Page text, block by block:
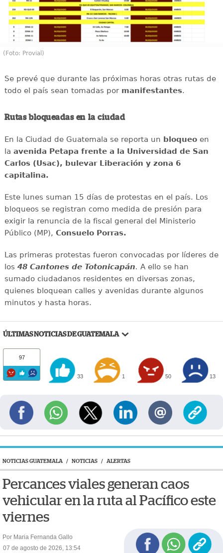
(Foto: Provial)
Se prevé que durante las próximas horas otras rutas de
todo el país sean tomadas por manifestantes.
Rutas bloqueadas en la ciudad
En la Ciudad de Guatemala se reporta un bloqueoen
la avenida Petapa frente a la Universidad de San
Carlos (Usac), bulevar Liberación y zona 6
capitalina.
Este lunes suman 15 días de protestas en el país. Los
bloqueos se registran como medida de presión para
exigir la renuncia de la fiscal general del Ministerio
Público (MP), Consuelo Porras.
Las primeras protestas fueron convocadas por líderes de
los 48 Cantones de Totonicapán. A ello se han
sumado ciudadanos residentes en diversas zonas,
quienes bloquean calles y avenidas durante algunos
minutos y hasta horas.
ÚLTIMAS NOTICIAS DE GUATEMALA
97
33 1 50 13
NOTICIAS GUATEMALA / NOTICIAS / ALERTAS
Percances viales generan caos
vehicular en la ruta al Pacífico este
viernes
Por Maria Fernanda Gallo
07 de agosto de 2026, 13:54